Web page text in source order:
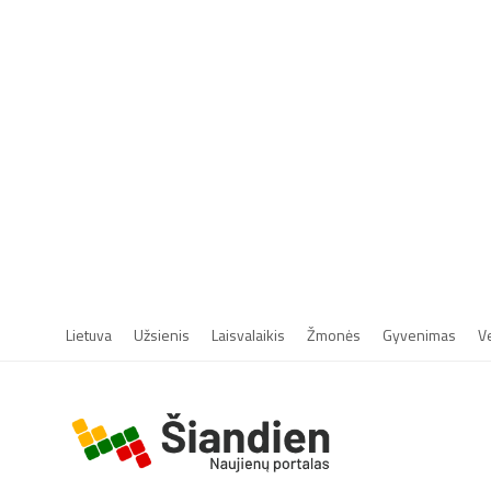
Lietuva Užsienis Laisvalaikis Žmonės Gyvenimas
r